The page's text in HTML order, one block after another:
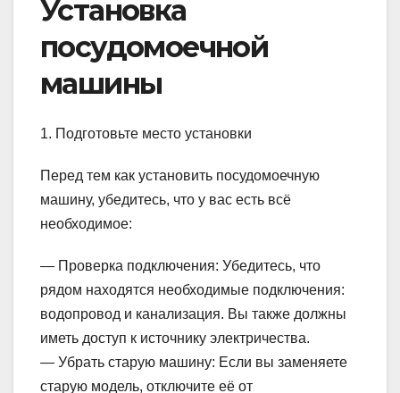
Установка
посудомоечной
машины
1. Подготовьте место установки
Перед тем как установить посудомоечную
машину, убедитесь, что у вас есть всё
необходимое:
— Проверка подключения: Убедитесь, что
рядом находятся необходимые подключения:
водопровод и канализация. Вы также должны
иметь доступ к источнику электричества.
— Убрать старую машину: Если вы заменяете
старую модель, отключите её от